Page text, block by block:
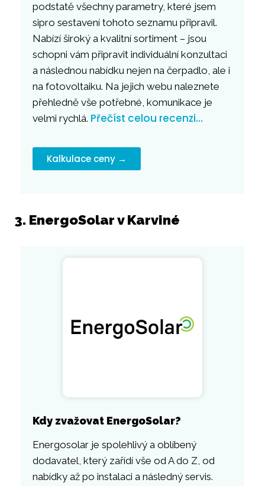
podstatě všechny parametry, které jsem
sipro sestavení tohoto seznamu připravil.
Nabízí široký a kvalitní sortiment – jsou
schopni vám připravit individuální konzultaci
a následnou nabídku nejen na čerpadlo, ale i
na fotovoltaiku. Na jejich webu naleznete
přehledně vše potřebné, komunikace je
velmi rychlá. Přečíst celou recenzi…
Kalkulace ceny →
3. EnergoSolar v Karviné
Kdy zvažovat EnergoSolar?
Energosolar je spolehlivý a oblíbený
dodavatel, který zařídí vše od A do Z, od
nabídky až po instalaci a následný servis.